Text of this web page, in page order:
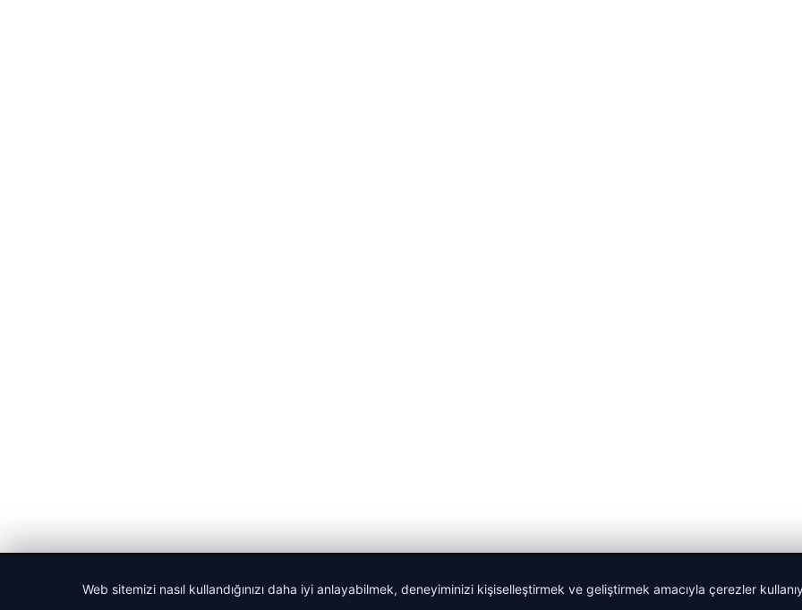
Web sitemizi nasıl kullandığınızı daha iyi anlayabilmek, deneyiminizi kişiselleştirmek ve geliştirmek amacıyla çerezler